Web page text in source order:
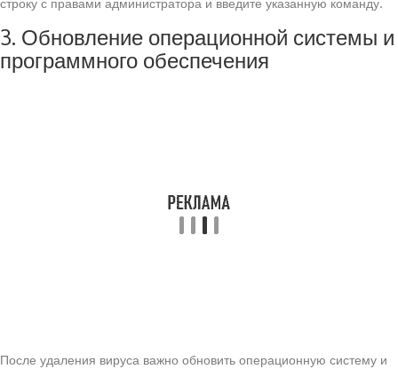
строку с правами администратора и введите указанную команду.
3. Обновление операционной системы и
программного обеспечения
После удаления вируса важно обновить операционную систему и